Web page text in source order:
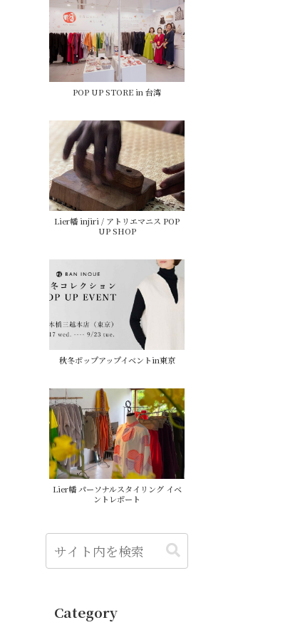
POP UP STORE in 台湾
Lier幡 injiri / アトリエマニス POP
UP SHOP
秋冬ポップアップイベントin東京
Lier幡 パーソナルスタイリング イベ
ントレポート
Category